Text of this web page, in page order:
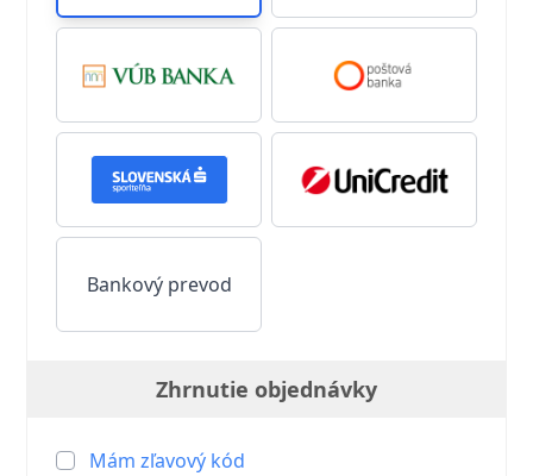
Bankový prevod
Zhrnutie objednávky
Mám zľavový kód